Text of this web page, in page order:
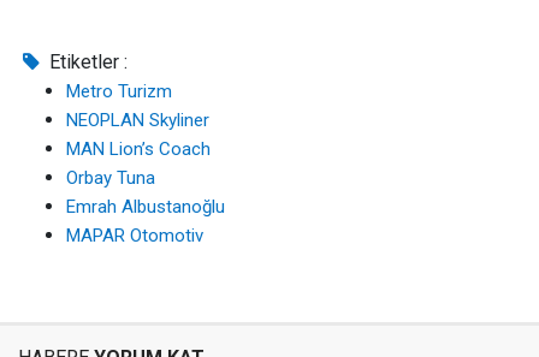
Etiketler :
Metro Turizm
NEOPLAN Skyliner
MAN Lion’s Coach
Orbay Tuna
Emrah Albustanoğlu
MAPAR Otomotiv